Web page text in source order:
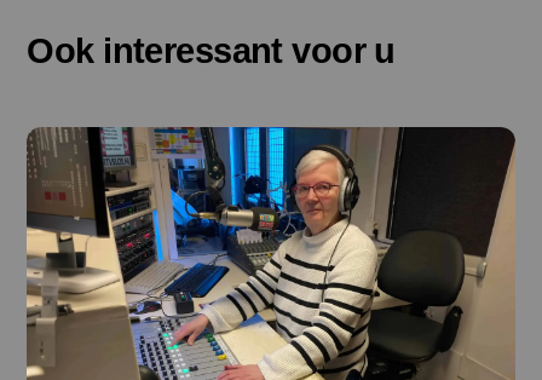
Ook interessant voor u